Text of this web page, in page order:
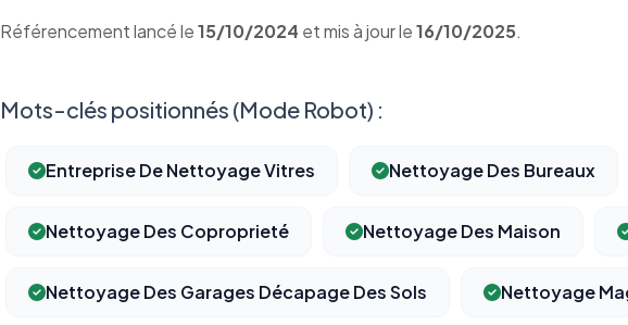
Référencement lancé le15/10/2024 et mis à jour le16/10/2025.
Mots-clés positionnés (Mode Robot) :
Entreprise De Nettoyage Vitres Nettoyage Des Bureaux
Nettoyage Des Coproprieté Nettoyage Des Maison
Nettoyage Des Garages Décapage Des Sols Nettoyage